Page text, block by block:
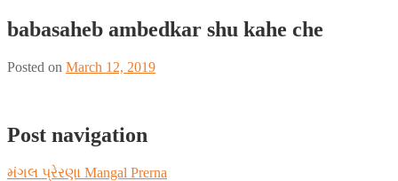
babasaheb ambedkar shu kahe che
Posted on March 12, 2019
Post navigation
મંગલ પ્રેરણા Mangal Prerna